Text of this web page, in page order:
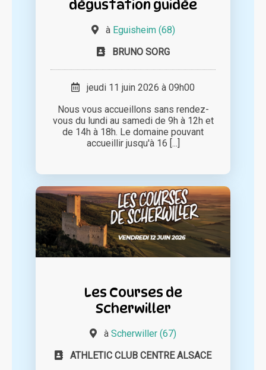
dégustation guidée
à Eguisheim (68)
BRUNO SORG
jeudi 11 juin 2026 à 09h00
Nous vous accueillons sans rendez-
vous du lundi au samedi de 9h à 12h et
de 14h à 18h. Le domaine pouvant
accueillir jusqu'à 16 [...]
Les Courses de
Scherwiller
à Scherwiller (67)
ATHLETIC CLUB CENTRE ALSACE